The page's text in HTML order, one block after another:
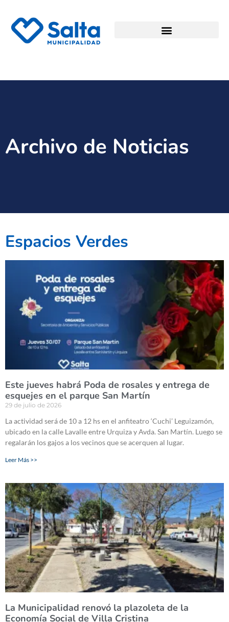
Archivo de Noticias
Espacios Verdes
Este jueves habrá Poda de rosales y entrega de
esquejes en el parque San Martín
29 de julio de 2026
La actividad será de 10 a 12 hs en el anfiteatro ‘Cuchi’ Leguizamón,
ubicado en la calle Lavalle entre Urquiza y Avda. San Martín. Luego se
regalarán los gajos a los vecinos que se acerquen al lugar.
Leer Más >>
La Municipalidad renovó la plazoleta de la
Economía Social de Villa Cristina